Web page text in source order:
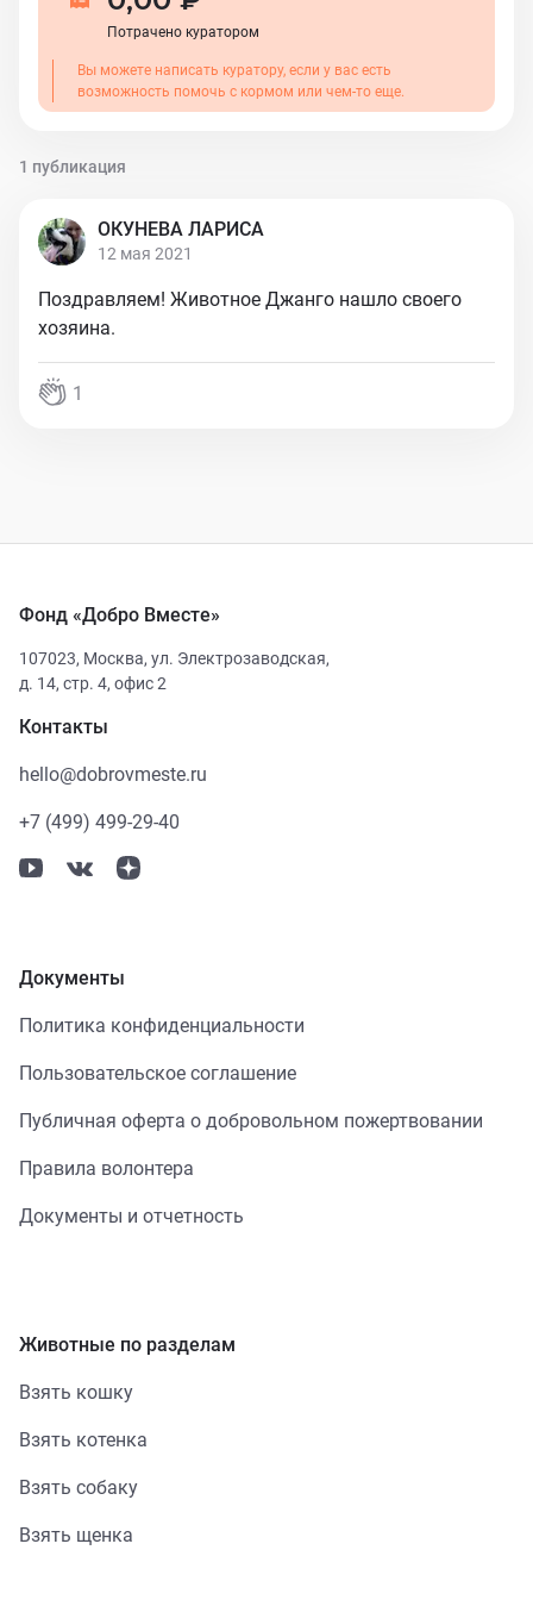
Потрачено куратором
Вы можете написать куратору, если у вас есть
возможность помочь с кормом или чем-то еще.
1 публикация
ОКУНЕВА ЛАРИСА
12 мая 2021
Поздравляем! Животное Джанго нашло своего
хозяина.
1
Фонд «Добро Вместе»
107023, Москва, ул. Электрозаводская,
д. 14, стр. 4, офис 2
Контакты
hello@dobrovmeste.ru
+7 (499) 499-29-40
Документы
Политика конфиденциальности
Пользовательское соглашение
Публичная оферта о добровольном пожертвовании
Правила волонтера
Документы и отчетность
Животные по разделам
Взять кошку
Взять котенка
Взять собаку
Взять щенка